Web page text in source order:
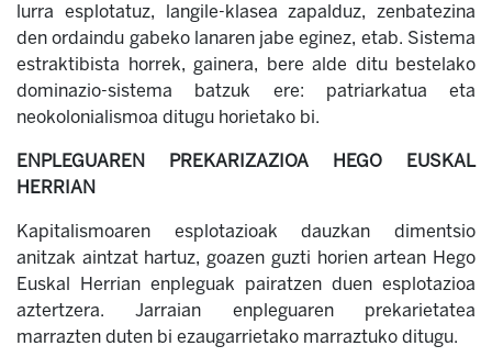
lurra esplotatuz, langile-klasea zapalduz, zenbatezina
den ordaindu gabeko lanaren jabe eginez, etab. Sistema
estraktibista horrek, gainera, bere alde ditu bestelako
dominazio-sistema batzuk ere: patriarkatua eta
neokolonialismoa ditugu horietako bi.
ENPLEGUAREN PREKARIZAZIOA HEGO EUSKAL
HERRIAN
Kapitalismoaren esplotazioak dauzkan dimentsio
anitzak aintzat hartuz, goazen guzti horien artean Hego
Euskal Herrian enpleguak pairatzen duen esplotazioa
aztertzera. Jarraian enpleguaren prekarietatea
marrazten duten bi ezaugarrietako marraztuko ditugu.